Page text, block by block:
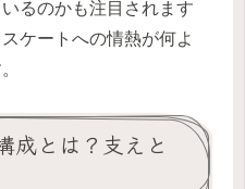
るのかも注目されます
ケートへの情熱が何よ
成とは？支えと